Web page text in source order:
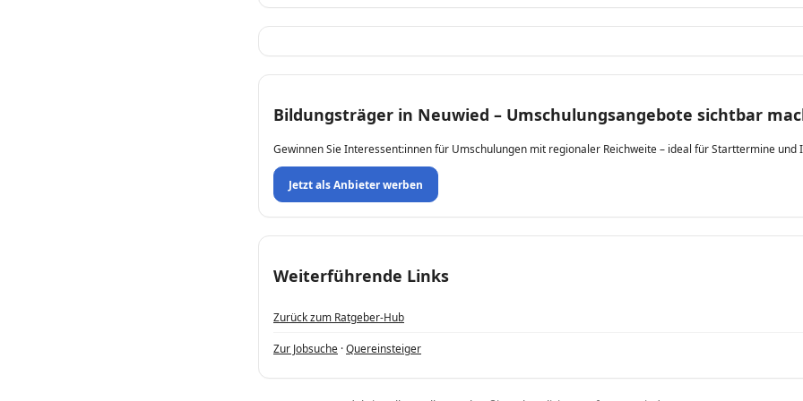
Bildungsträger in Neuwied – Umschulungsangebote sichtbar
Gewinnen Sie Interessent:innen für Umschulungen mit regionaler Reichweite – ideal für Starttermine und
Jetzt als Anbieter werben
Weiterführende Links
Zurück zum Ratgeber-Hub
Zur Jobsuche ·Quereinsteiger